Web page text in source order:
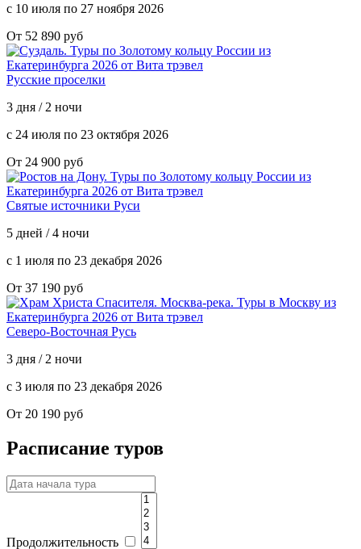
с 10 июля по 27 ноября 2026
От 52 890 руб
Русские проселки
3 дня / 2 ночи
с 24 июля по 23 октября 2026
От 24 900 руб
Святые источники Руси
5 дней / 4 ночи
с 1 июля по 23 декабря 2026
От 37 190 руб
Северо-Восточная Русь
3 дня / 2 ночи
с 3 июля по 23 декабря 2026
От 20 190 руб
Расписание туров
Продолжительность